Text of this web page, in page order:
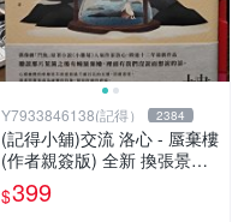
Y7933846138(記得） 2384
(記得小舖)交流 洛心 - 蜃棄樓
(作者親簽版) 全新 換張景嵐
成語蕎張艾亞辜莞允鄭家純等
簽名寫真書
$399